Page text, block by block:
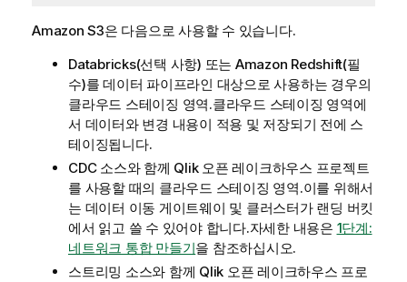
Amazon S3은 다음으로 사용할 수 있습니다.
Databricks(선택 사항) 또는 Amazon Redshift(필
수)를 데이터 파이프라인 대상으로 사용하는 경우의
클라우드 스테이징 영역.클라우드 스테이징 영역에
서 데이터와 변경 내용이 적용 및 저장되기 전에 스
테이징됩니다.
CDC 소스와 함께 Qlik 오픈 레이크하우스 프로젝트
를 사용할 때의 클라우드 스테이징 영역.이를 위해서
는 데이터 이동 게이트웨이 및 클러스터가 랜딩 버킷
에서 읽고 쓸 수 있어야 합니다.자세한 내용은 1단계:
네트워크 통합 만들기을 참조하십시오.
스트리밍 소스와 함께 Qlik 오픈 레이크하우스 프로